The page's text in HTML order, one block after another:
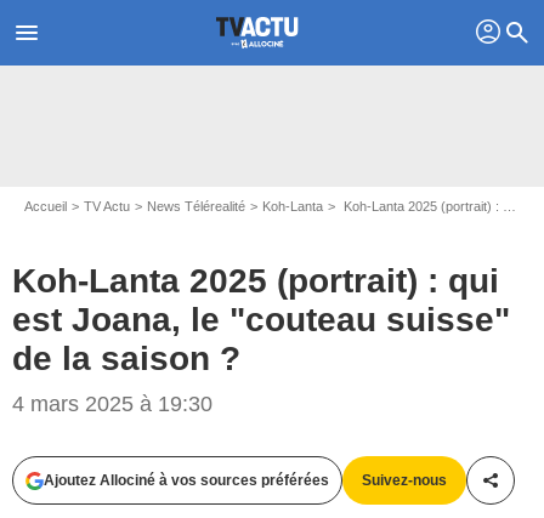
menu profil search
Accueil TV Actu News Télérealité Koh-Lanta Koh-Lanta 2025 (portrait) : qui est Joana, le "couteau suisse" de la saison ?
Koh-Lanta 2025 (portrait) : qui
est Joana, le "couteau suisse"
de la saison ?
4 mars 2025 à 19:30
Ajoutez Allociné à vos sources préférées Suivez-nous